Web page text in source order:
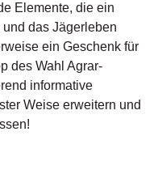
Elemente, die ein
das Jägerleben
ein Geschenk für
des Wahl Agrar-
informative
Weise erweitern und